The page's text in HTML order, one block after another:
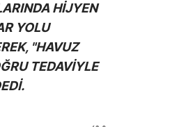
HİJYEN
YOLU
"HAVUZ
TEDAVİYLE